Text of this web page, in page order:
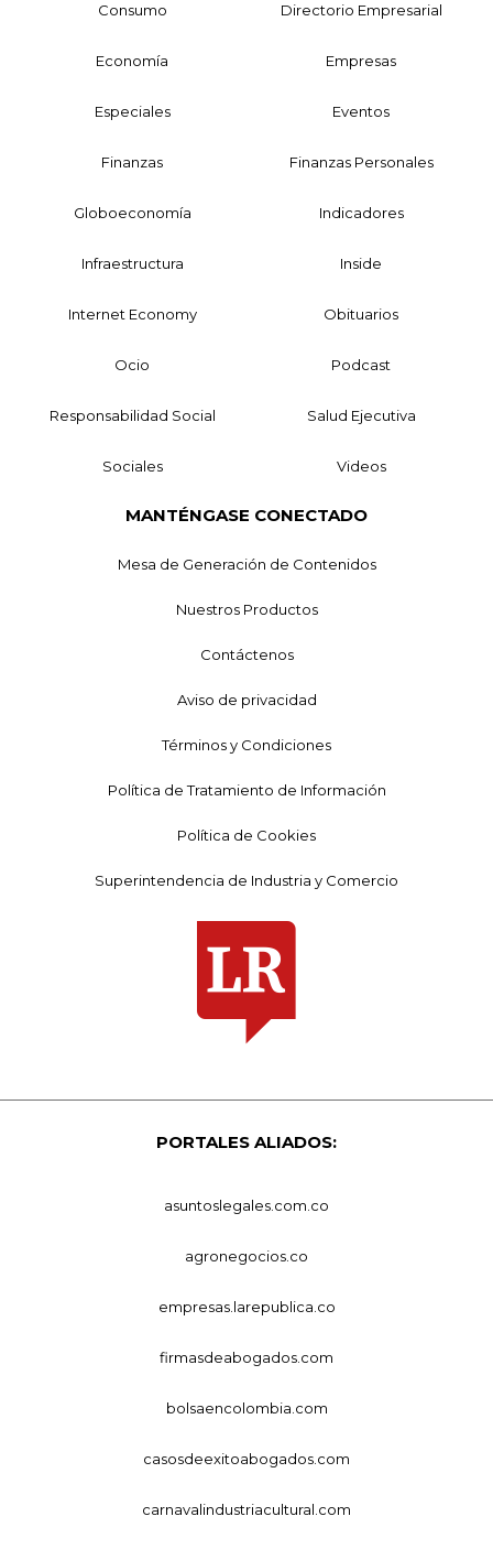
Consumo Directorio Empresarial
Economía Empresas
Especiales Eventos
Finanzas Finanzas Personales
Globoeconomía Indicadores
Infraestructura Inside
Internet Economy Obituarios
Ocio Podcast
Responsabilidad Social Salud Ejecutiva
Sociales Videos
MANTÉNGASE CONECTADO
Mesa de Generación de Contenidos
Nuestros Productos
Contáctenos
Aviso de privacidad
Términos y Condiciones
Política de Tratamiento de Información
Política de Cookies
Superintendencia de Industria y Comercio
PORTALES ALIADOS:
asuntoslegales.com.co
agronegocios.co
empresas.larepublica.co
firmasdeabogados.com
bolsaencolombia.com
casosdeexitoabogados.com
carnavalindustriacultural.com